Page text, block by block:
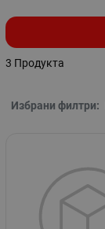
3 Продукта
Избрани филтри: